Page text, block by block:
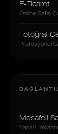
E-Ticaret
Online Satış
Fotoğraf
Profesyonel
Mesafeli
Yasal